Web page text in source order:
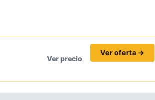
Ver precio
Ver oferta →